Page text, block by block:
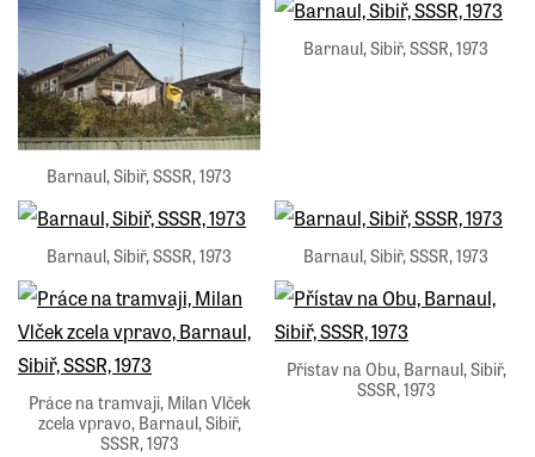
Barnaul, Sibiř, SSSR, 1973
Barnaul, Sibiř, SSSR, 1973
Barnaul, Sibiř, SSSR, 1973 Barnaul, Sibiř, SSSR, 1973
Práce na tramvaji, Milan Vlček
zcela vpravo, Barnaul, Sibiř,
SSSR, 1973
Přístav na Obu, Barnaul, Sibiř,
SSSR, 1973